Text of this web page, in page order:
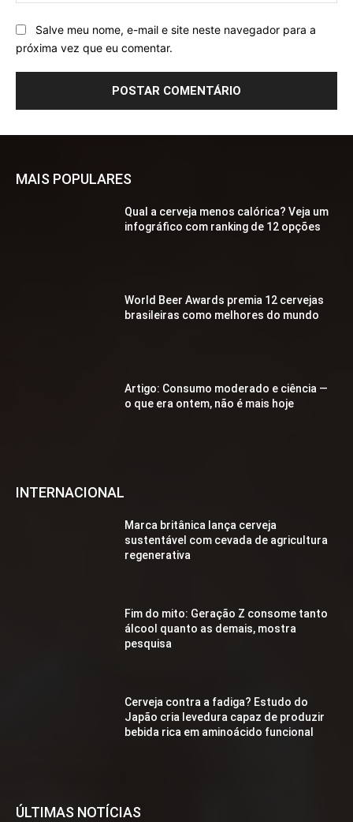
Salve meu nome, e-mail e site neste navegador para a
próxima vez que eu comentar.
MAIS POPULARES
Qual a cerveja menos calórica? Veja um
infográfico com ranking de 12 opções
World Beer Awards premia 12 cervejas
brasileiras como melhores do mundo
Artigo: Consumo moderado e ciência —
o que era ontem, não é mais hoje
INTERNACIONAL
Marca britânica lança cerveja
sustentável com cevada de agricultura
regenerativa
Fim do mito: Geração Z consome tanto
álcool quanto as demais, mostra
pesquisa
Cerveja contra a fadiga? Estudo do
Japão cria levedura capaz de produzir
bebida rica em aminoácido funcional
ÚLTIMAS NOTÍCIAS